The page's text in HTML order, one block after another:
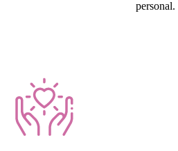
personal.